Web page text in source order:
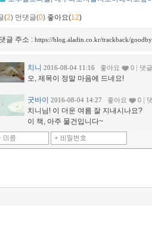
(2) 먼댓글(0) 좋아요(12)
글 주소 : https://blog.aladin.co.kr/trackback/
치니 2016-08-04 11:16 좋아요 0 댓
오, 제목이 정말 마음에 드네요!
굿바이 2016-08-04 14:27 좋아요 0
치니님! 이 더운 여름 잘 지내시나요?
이 책, 아주 물건입니다~